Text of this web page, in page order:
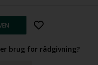
brug for rådgivning?